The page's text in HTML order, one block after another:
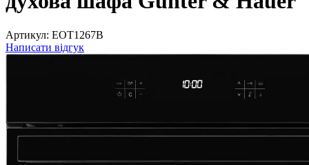
Артикул: EOT1267B
Написати відгук